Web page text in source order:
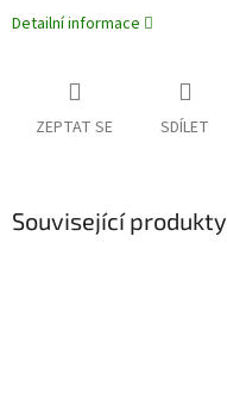
Detailní informace
ZEPTAT SE SDÍLET
Související produkty